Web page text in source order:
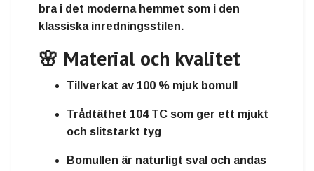
bra i det moderna hemmet som i den
klassiska inredningsstilen.
🌸 Material och kvalitet
Tillverkat av 100 % mjuk bomull
Trådtäthet 104 TC som ger ett mjukt
och slitstarkt tyg
Bomullen är naturligt sval och andas